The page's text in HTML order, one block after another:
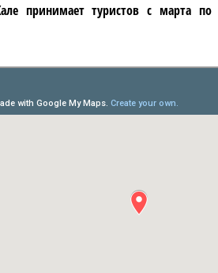
принимает туристовс марта по